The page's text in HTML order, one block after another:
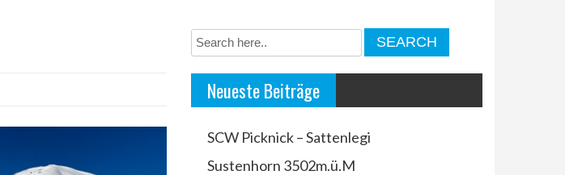
Neueste Beiträge
SCW Picknick – Sattenlegi
Sustenhorn 3502m.ü.M